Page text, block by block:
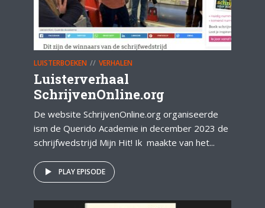
LUISTERBOEKEN VERHALEN
Luisterverhaal
SchrijvenOnline.org
De website SchrijvenOnline.org organiseerde
ism de Querido Academie in december 2023 de
schrijfwedstrijd Mijn Hit! Ik maakte van het...
PLAY EPISODE